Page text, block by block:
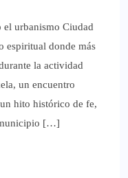
urbanismo Ciudad
espiritual donde más
la actividad
un encuentro
hito histórico de fe,
municipio […]